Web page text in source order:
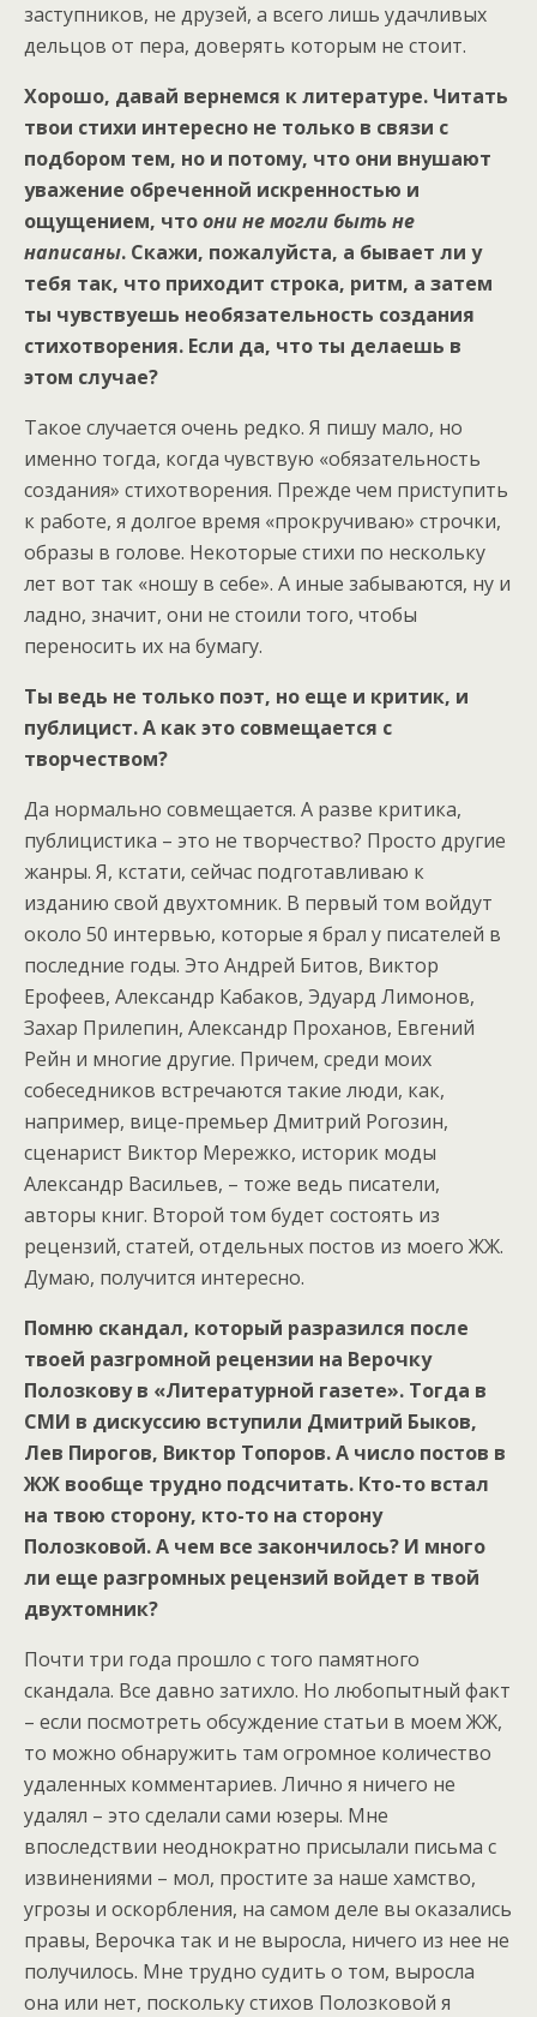
заступников, не друзей, а всего лишь удачливых
дельцов от пера, доверять которым не стоит.
Хорошо, давай вернемся к литературе. Читать
твои стихи интересно не только в связи с
подбором тем, но и потому, что они внушают
уважение обреченной искренностью и
ощущением, чтоони не могли быть не
написаны. Скажи, пожалуйста, а бывает ли у
тебя так, что приходит строка, ритм, а затем
ты чувствуешь необязательность создания
стихотворения. Если да, что ты делаешь в
этом случае?
Такое случается очень редко. Я пишу мало, но
именно тогда, когда чувствую «обязательность
создания» стихотворения. Прежде чем приступить
к работе, я долгое время «прокручиваю» строчки,
образы в голове. Некоторые стихи по нескольку
лет вот так «ношу в себе». А иные забываются, ну и
ладно, значит, они не стоили того, чтобы
переносить их на бумагу.
Ты ведь не только поэт, но еще и критик, и
публицист. А как это совмещается с
творчеством?
Да нормально совмещается. А разве критика,
публицистика – это не творчество? Просто другие
жанры. Я, кстати, сейчас подготавливаю к
изданию свой двухтомник. В первый том войдут
около 50 интервью, которые я брал у писателей в
последние годы. Это Андрей Битов, Виктор
Ерофеев, Александр Кабаков, Эдуард Лимонов,
Захар Прилепин, Александр Проханов, Евгений
Рейн и многие другие. Причем, среди моих
собеседников встречаются такие люди, как,
например, вице-премьер Дмитрий Рогозин,
сценарист Виктор Мережко, историк моды
Александр Васильев, – тоже ведь писатели,
авторы книг. Второй том будет состоять из
рецензий, статей, отдельных постов из моего ЖЖ.
Думаю, получится интересно.
Помню скандал, который разразился после
твоей разгромной рецензии на Верочку
Полозкову в «Литературной газете». Тогда в
СМИ в дискуссию вступили Дмитрий Быков,
Лев Пирогов, Виктор Топоров. А число постов в
ЖЖ вообще трудно подсчитать. Кто-то встал
на твою сторону, кто-то на сторону
Полозковой. А чем все закончилось? И много
ли еще разгромных рецензий войдет в твой
двухтомник?
Почти три года прошло с того памятного
скандала. Все давно затихло. Но любопытный факт
– если посмотреть обсуждение статьи в моем ЖЖ,
то можно обнаружить там огромное количество
удаленных комментариев. Лично я ничего не
удалял – это сделали сами юзеры. Мне
впоследствии неоднократно присылали письма с
извинениями – мол, простите за наше хамство,
угрозы и оскорбления, на самом деле вы оказались
правы, Верочка так и не выросла, ничего из нее не
получилось. Мне трудно судить о том, выросла
она или нет, поскольку стихов Полозковой я